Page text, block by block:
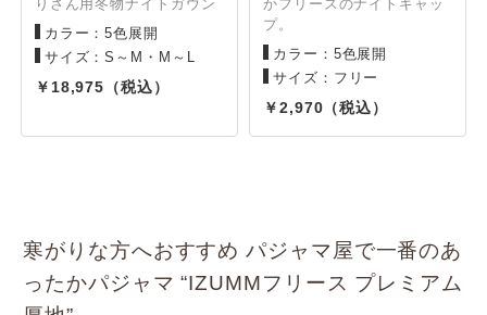
りさん用冬物ナイトガウン
カラー：5色展開
サイズ：S～M・M～L
18,975
かフリースのナイトキャッ
プ。
カラー：5色展開
サイズ：フリー
2,970
寒がりな方へおすすめ パジャマ屋で一番のあ
ったかパジャマ “IZUMMフリース プレミアム